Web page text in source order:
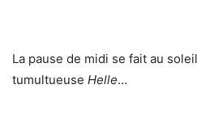
La pause de midi se fait au
tumultueuse Helle…